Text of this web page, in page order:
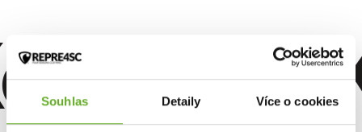
Souhlas Detaily Více o cookies